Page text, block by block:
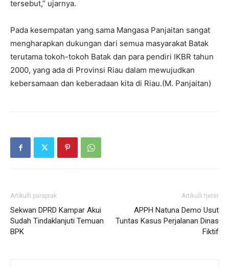
tersebut,’’ ujarnya.
Pada kesempatan yang sama Mangasa Panjaitan sangat
mengharapkan dukungan dari semua masyarakat Batak
terutama tokoh-tokoh Batak dan para pendiri IKBR tahun
2000, yang ada di Provinsi Riau dalam mewujudkan
kebersamaan dan keberadaan kita di Riau.(M. Panjaitan)
Artikulli paraprak
Sekwan DPRD Kampar Akui
Sudah Tindaklanjuti Temuan
BPK
Artikulli tjetër
APPH Natuna Demo Usut
Tuntas Kasus Perjalanan Dinas
Fiktif